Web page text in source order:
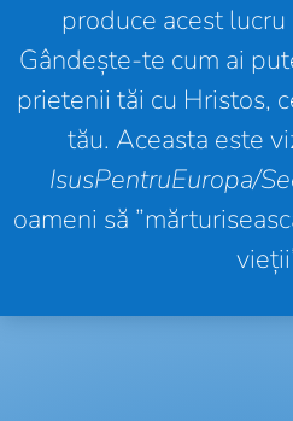
produce acest
Gândește-te cum ai
prietenii tăi cu Hristos,
tău. Aceasta este
IsusPentruEuropa/
oameni să